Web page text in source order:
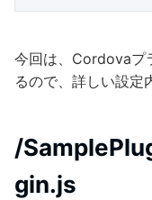
今回は、Cordovaプ
るので、詳しい設定
/
gin.js